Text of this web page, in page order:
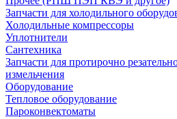
Запчасти для холодильного
Холодильные компрессоры
Уплотнители
Сантехника
Запчасти для протирочно
измельчения
Оборудование
Тепловое оборудование
Пароконвектоматы